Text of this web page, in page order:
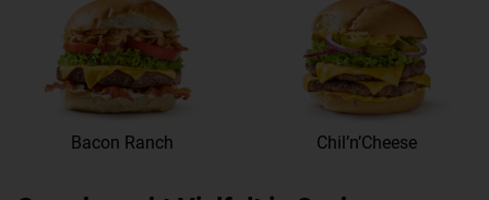
Bacon Ranch Chil’n’Cheese